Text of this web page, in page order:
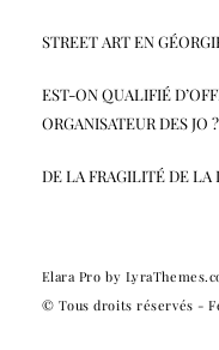
STREET ART EN
EST-ON QUALIFIÉ
ORGANISATEUR DES JO ?
DE LA FRAGILITÉ DE LA
Elara Pro by
© Tous droits réservés -